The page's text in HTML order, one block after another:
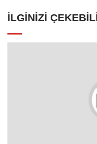
İLGINIZI